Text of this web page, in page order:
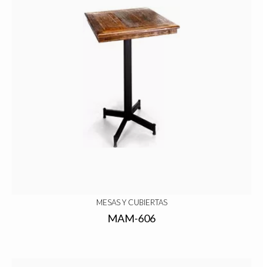
MESAS Y CUBIERTAS
MAM-606